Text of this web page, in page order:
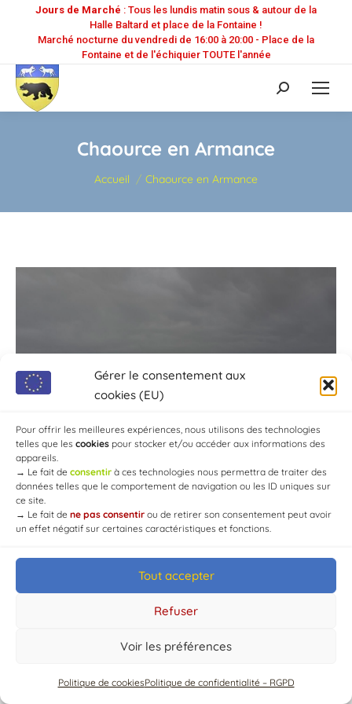
Gérer le consentement aux
cookies (EU)
Pour offrir les meilleures expériences, nous utilisons des technologies
telles que les cookies pour stocker et/ou accéder aux informations des
appareils.
→ Le fait de consentir à ces technologies nous permettra de traiter des
données telles que le comportement de navigation ou les ID uniques sur
ce site.
→ Le fait de ne pas consentir ou de retirer son consentement peut avoir
un effet négatif sur certaines caractéristiques et fonctions.
Tout accepter
Refuser
Voir les préférences
Politique de cookiesPolitique de confidentialité – RGPD
Jours de Marché : Tous les lundis matin sous & autour de la
Halle Baltard et place de la Fontaine !
Marché nocturne du vendredi de 16:00 à 20:00 - Place de la
Fontaine et de l'échiquier TOUTE l'année
Recherche
:
Chaource en Armance
Vous êtes ici :
Accueil Chaource en Armance
© Mairie de Chaource [2004-2024] | Tous droits réservés.